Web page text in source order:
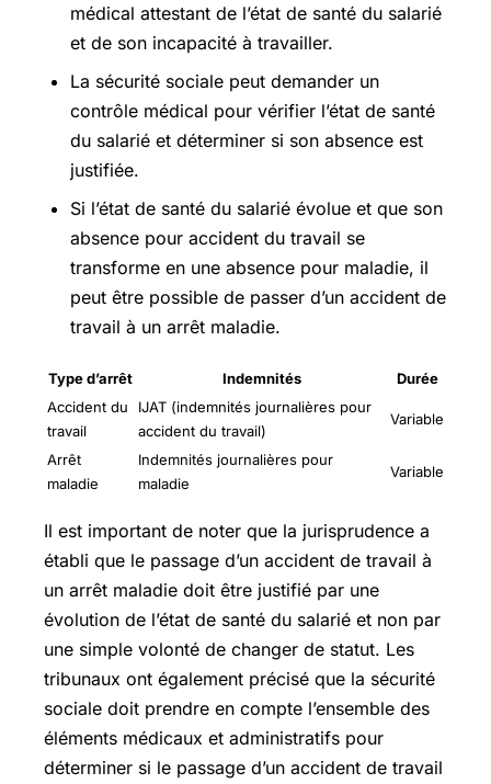
médical attestant de l’état de santé du salarié
et de son incapacité à travailler.
La sécurité sociale peut demander un
contrôle médical pour vérifier l’état de santé
du salarié et déterminer si son absence est
justifiée.
Si l’état de santé du salarié évolue et que son
absence pour accident du travail se
transforme en une absence pour maladie, il
peut être possible de passer d’un accident de
travail à un arrêt maladie.
Type d’arrêt Indemnités
Durée
Accident du
travail
IJAT (indemnités journalières pour
accident du travail)
Variable
Arrêt
maladie
Indemnités journalières pour
maladie
Variable
Il est important de noter que la jurisprudence a
établi que le passage d’un accident de travail à
un arrêt maladie doit être justifié par une
évolution de l’état de santé du salarié et non par
une simple volonté de changer de statut. Les
tribunaux ont également précisé que la sécurité
sociale doit prendre en compte l’ensemble des
éléments médicaux et administratifs pour
déterminer si le passage d’un accident de travail